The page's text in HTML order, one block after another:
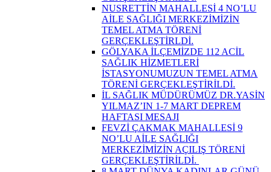
NUSRETTİN MAHALLESİ 4 NO’LU
AİLE SAĞLIĞI MERKEZİMİZİN
TEMEL ATMA TÖRENİ
GERÇEKLEŞTİRLDİ.
GÖLYAKA İLÇEMİZDE 112 ACİL
SAĞLIK HİZMETLERİ
İSTASYONUMUZUN TEMEL ATMA
TÖRENİ GERÇEKLEŞTİRİLDİ.
İL SAĞLIK MÜDÜRÜMÜZ DR.YASİN
YILMAZ’IN 1-7 MART DEPREM
HAFTASI MESAJI
FEVZİ ÇAKMAK MAHALLESİ 9
NO’LU AİLE SAĞLIĞI
MERKEZİMİZİN AÇILIŞ TÖRENİ
GERÇEKLEŞTİRİLDİ. ​